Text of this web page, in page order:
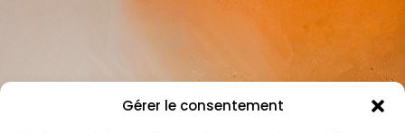
Gérer le consentement